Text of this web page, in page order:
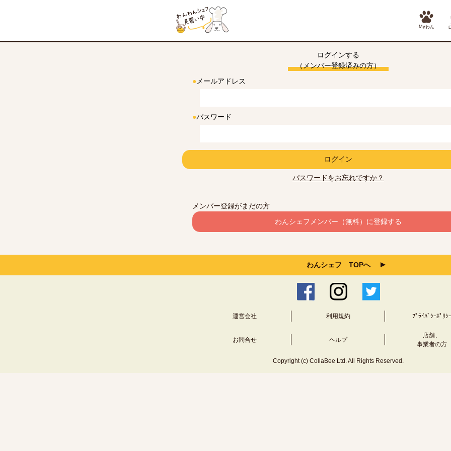
Myわん
ログインする
（メンバー登録済みの方）
● メールアドレス
●パスワード
ログイン
パスワードをお忘れですか？
メンバー登録がまだの方
わんシェフメンバー（無料）に登録する
わんシェフ TOPへ
運営会社 利用規約 ﾌﾟﾗｲﾊﾞｼｰﾎﾟﾘｼｰ
お問合せ ヘルプ
店舗、
事業者の方
Copyright (c) CollaBee Ltd. All Rights Reserved.